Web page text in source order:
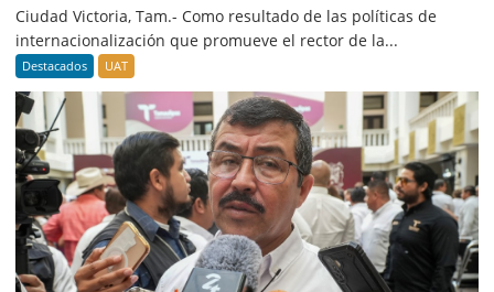
Ciudad Victoria, Tam.- Como resultado de las políticas de
internacionalización que promueve el rector de la...
Destacados UAT